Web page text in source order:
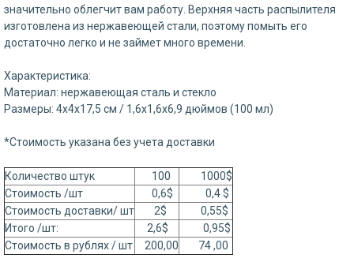
значительно облегчит вам работу. Верхняя часть распылителя
изготовлена из нержавеющей стали, поэтому помыть его
достаточно легко и не займет много времени.
Характеристика:
Материал: нержавеющая сталь и стекло
Размеры: 4x4x17,5 см / 1,6x1,6x6,9 дюймов (100 мл)
*Стоимость указана без учета доставки
Количество штук 100
1000$
Стоимость /шт
0,6$
0,4 $
Стоимость доставки/ шт 2$
0,55$
Итого /шт:
2,6$
0,95$
Стоимость в рублях / шт
200,00 74 ,00